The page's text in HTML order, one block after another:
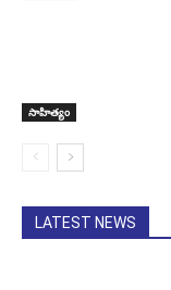
సాహిత్యం
LATEST NEWS